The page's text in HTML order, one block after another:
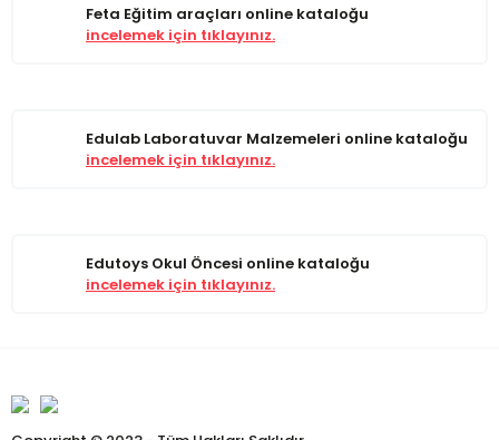
Feta Eğitim araçları online kataloğu
incelemek için tıklayınız.
Edulab Laboratuvar Malzemeleri online kataloğu
incelemek için tıklayınız.
Edutoys Okul Öncesi online kataloğu
incelemek için tıklayınız.